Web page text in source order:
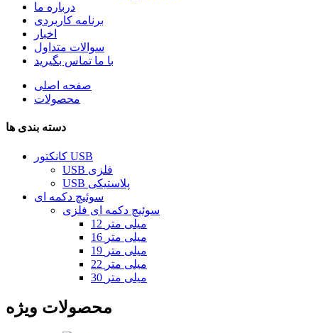
درباره ما
برنامه کاربردی
اخبار
سوالات متداول
با ما تماس بگیرید
صفحه اصلی
محصولات
دسته بندی ها
کانکتور USB
USB فلزی
USB پلاستیکی
سوئیچ دکمه ای
سوئیچ دکمه ای فلزی
12 میلی متر
16 میلی متر
19 میلی متر
22 میلی متر
30 میلی متر
محصولات ویژه